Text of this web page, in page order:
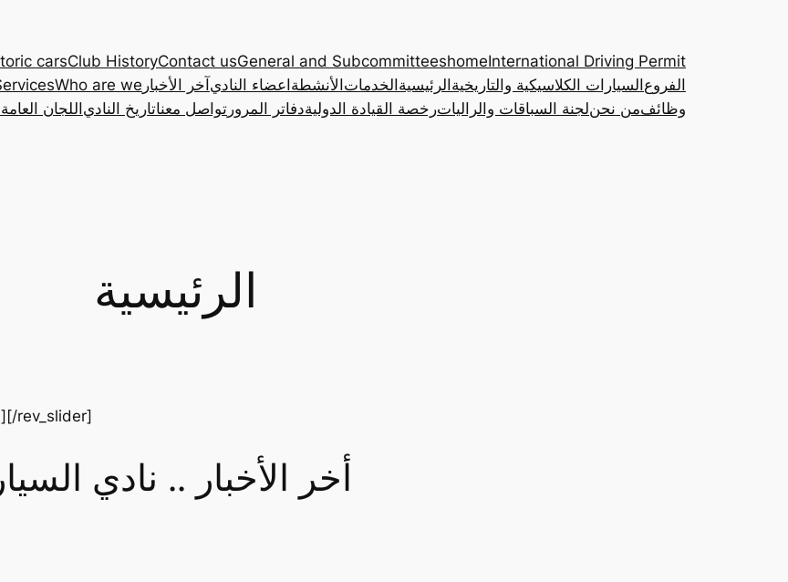
carsClub HistoryContact usGeneral and SubcommitteeshomeInternational Driving Permit
Who are we آخر الأخبار اعضاء النادي الأنشطة الخدمات الرئيسية السيارات الكلاسيكية والتاريخية الفروع
اللجان تاريخ الناديتواصل معنا دفاتر المروررخصة القيادة الدوليةلجنة السباقات والرالياتمن نحنوظائف
الرئيسية
rev_slider]
أخر الأخبار .. نادي